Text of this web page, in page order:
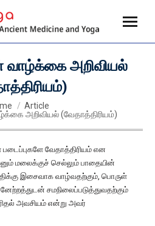
வாழ்க்கை அறிவியல்
Article
அறிவியல் (வேதாத்திரியம்)
படைப்புகளே வேதாத்திரியம் என
மலைக்குச் செல்லும் பாதையின்
இசைவாக வாழ்வதற்கும், பொருள்
சமநிலைப்படுத்துவதற்கும்
அவசியம் என்று அவர்